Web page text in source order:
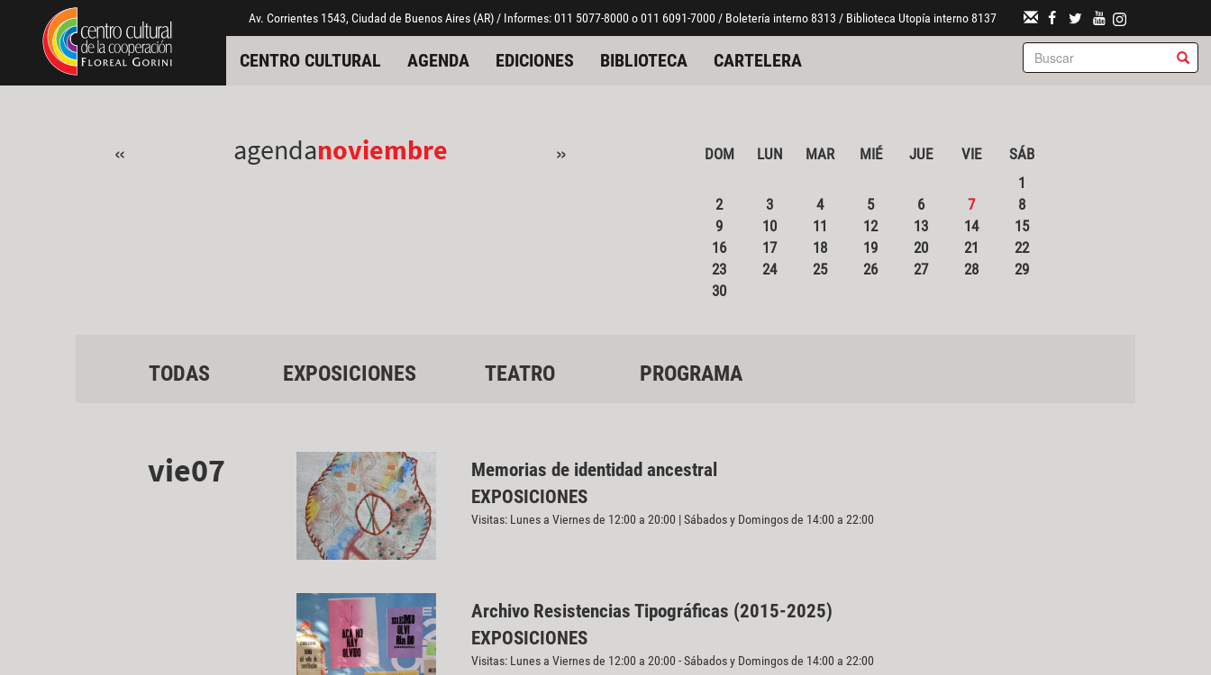
Pasar al contenido principal
Jump to main content Av. Corrientes 1543, Ciudad de Buenos Aires (AR) / Informes: 011 5077-8000 o 011 6091-7000 / Boletería interno 8313 / Biblioteca Utopía interno 8137
CENTRO CULTURAL AGENDA EDICIONES BIBLIOTECA CARTELERA
« agendanoviembre » DOM LUN MAR MIÉ JUE VIE
SÁB
1
2
3 4 5 6 7
8
9
10 11 12 13 14
15
16
17 18 19 20 21
22
23
24 25 26 27 28
29
30
TODAS EXPOSICIONES TEATRO PROGRAMA
vie07
Memorias de identidad ancestral
EXPOSICIONES
Visitas: Lunes a Viernes de 12:00 a 20:00 | Sábados y Domingos de 14:00 a 22:00
Archivo Resistencias Tipográficas (2015-2025)
EXPOSICIONES
Visitas: Lunes a Viernes de 12:00 a 20:00 - Sábados y Domingos de 14:00 a 22:00